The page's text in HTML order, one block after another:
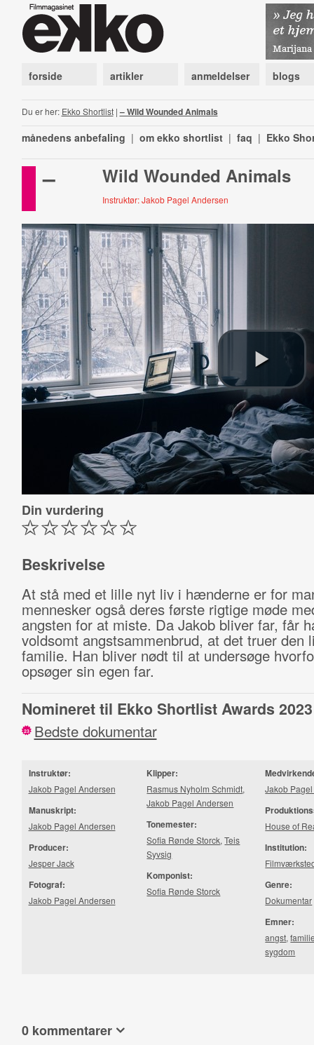
forside artikler anmeldelser blogs
Du er her: Ekko Shortlist| – Wild Wounded Animals
månedens anbefaling | om ekko shortlist | faq | Ekko
– Wild Wounded Animals
Instruktør: Jakob Pagel Andersen
Din vurdering
Beskrivelse
At stå med et lille nyt liv i hænderne er for
mennesker også deres første rigtige møde
angsten for at miste. Da Jakob bliver far, får
voldsomt angstsammenbrud, at det truer den
familie. Han bliver nødt til at undersøge
opsøger sin egen far.
Nomineret til Ekko Shortlist Awards 2023
23 Bedste dokumentar
Instruktør:
Jakob Pagel Andersen
Manuskript:
Jakob Pagel Andersen
Producer:
Jesper Jack
Fotograf:
Jakob Pagel Andersen
Klipper:
Rasmus Nyholm Schmidt,
Jakob Pagel Andersen
Tonemester:
Sofia Rønde Storck,Teis
Syvsig
Komponist:
Sofia Rønde Storck
Jakob
House of
Institution:
Genre:
Dokumentar
Emner:
angst,
sygdom
0 kommentarer